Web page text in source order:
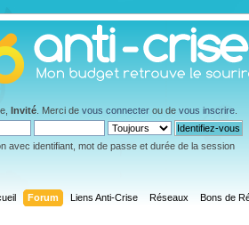
Invité . Merci de vous connecter ou de vous inscrire
avec identifiant, mot de passe et durée de la session
Forum Liens Anti-Crise Réseaux Bons de